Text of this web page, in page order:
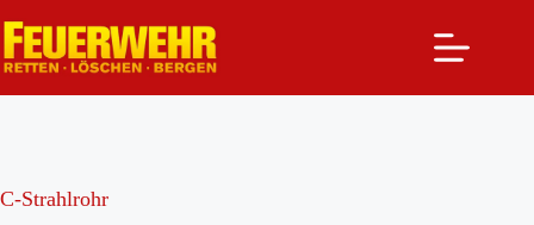
Inhalt
springen
C-Strahlrohr